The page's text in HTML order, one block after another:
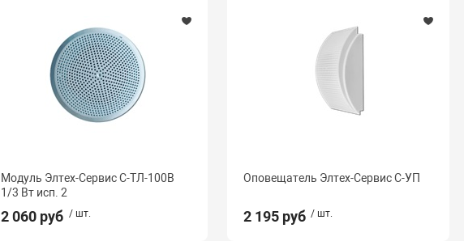
Модуль Элтех-Сервис С-ТЛ-100В
1/3 Вт исп. 2
2 060 руб / шт.
Оповещатель Элтех-Сервис C-УП
2 195 руб / шт.